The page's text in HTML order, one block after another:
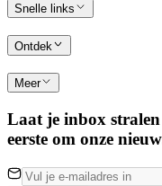
Snelle links
Ontdek
Meer
Laat je inbox stralen
eerste om onze